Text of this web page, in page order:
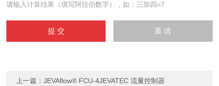
请输入计算结果（填写阿拉伯数字），如：三加四=7
上一篇：JEVAflow® FCU-4JEVATEC 流量控制器